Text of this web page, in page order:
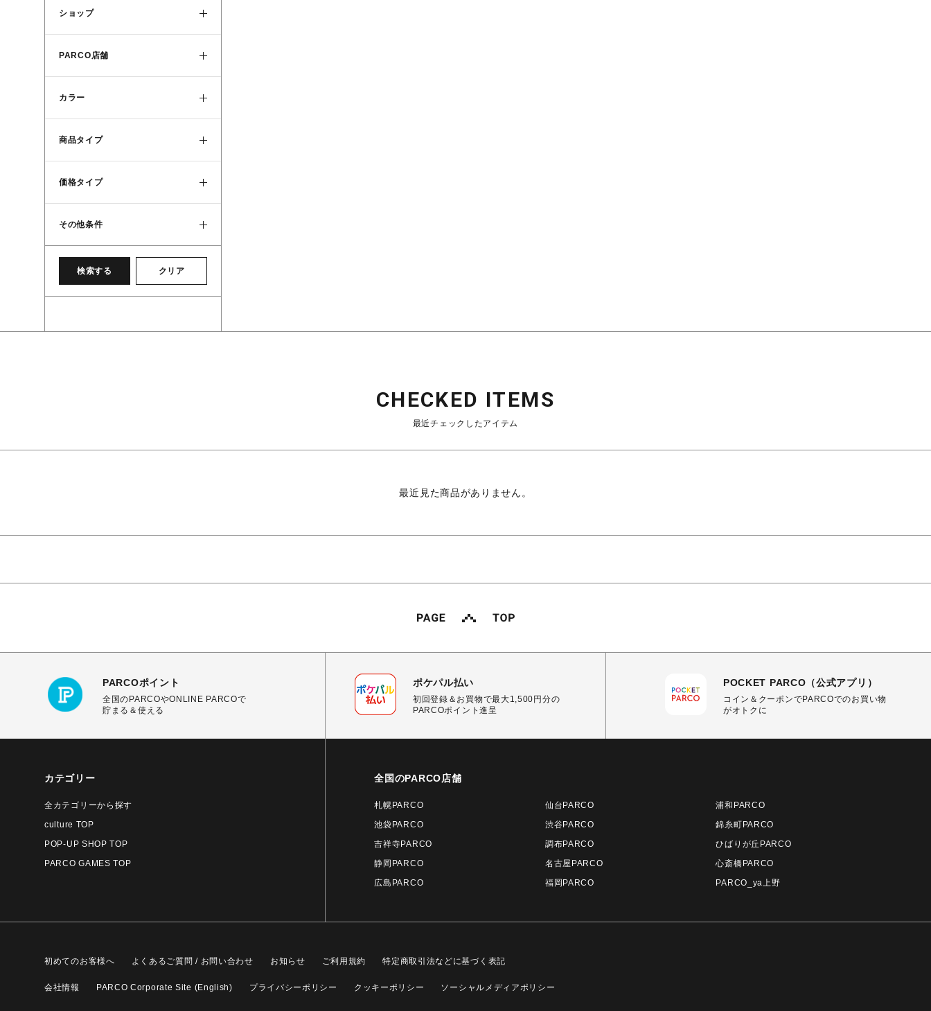
ショップ
PARCO店舗
カラー
商品タイプ
価格タイプ
その他条件
検索する クリア
CHECKED ITEMS
最近チェックしたアイテム
最近見た商品がありません。
PARCOポイント
全国のPARCOやONLINE PARCOで
貯まる＆使える
ポケパル払い
初回登録＆お買物で最大1,500円分の
PARCOポイント進呈
POCKET PARCO（公式アプリ）
コイン＆クーポンでPARCOでのお買い物
がオトクに
カテゴリー
全カテゴリーから探す
culture TOP
POP-UP SHOP TOP
PARCO GAMES TOP
全国のPARCO店舗
札幌PARCO 仙台PARCO
浦和PARCO
池袋PARCO
渋谷PARCO
錦糸町PARCO
吉祥寺PARCO
調布PARCO
ひばりが丘PARCO
静岡PARCO
名古屋PARCO
心斎橋PARCO
広島PARCO
福岡PARCO PARCO_ya上野
初めてのお客様へ よくあるご質問 / お問い合わせ お知らせ ご利用規約 特定商取引法などに基づく表記
会社情報 PARCO Corporate Site (English) プライバシーポリシー クッキーポリシー ソーシャルメディアポリシー